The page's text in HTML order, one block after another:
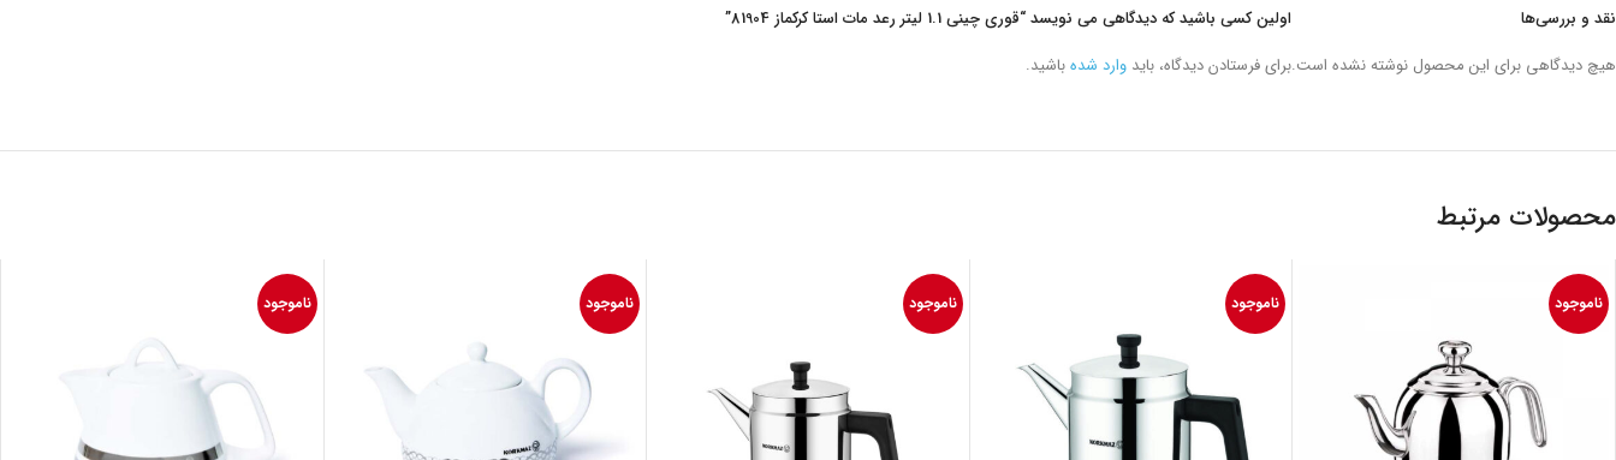
نقد و بررسی‌ها
هیچ دیدگاهی برای این محصول نوشته نشده است.
اولین کسی باشید که دیدگاهی می نویسد “قوری چینی 1.1 لیتر رعد مات استا کرکماز 81904”
برای فرستادن دیدگاه، باید وارد شدهباشید.
محصولات مرتبط
ناموجود ناموجود ناموجود ناموجود ناموجود